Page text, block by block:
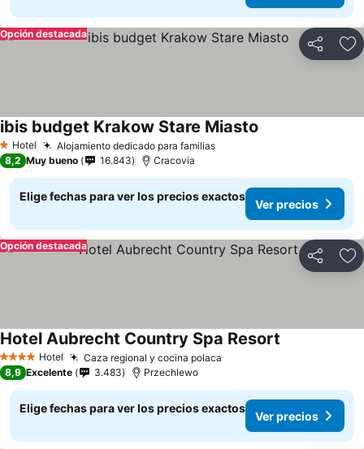
Compartir
Opción destacada
1 Estrellas
Hotel Alojamiento dedicado para familias
ibis budget Krakow Stare Miasto
8,2 Muy bueno 16.843 Cracovia
Elige fechas para ver los precios exactos
Ver precios
Compartir
Opción destacada
4 EstrellasHotel Caza regional y cocina polaca
Hotel Aubrecht Country Spa Resort
8,9 Excelente 3.483 Przechlewo
Elige fechas para ver los precios exactos
Ver precios